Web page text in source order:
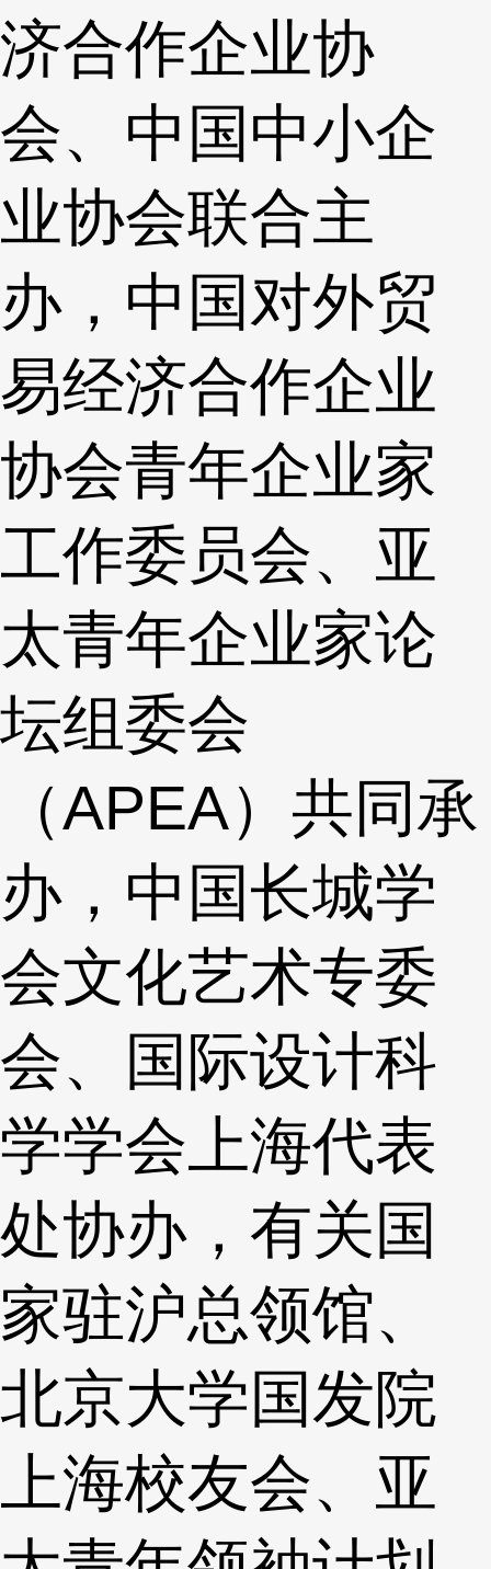
济合作企业协
会、中国中小企
业协会联合主
办，中国对外贸
易经济合作企业
协会青年企业家
工作委员会、亚
太青年企业家论
坛组委会
（APEA）共同承
办，中国长城学
会文化艺术专委
会、国际设计科
学学会上海代表
处协办，有关国
家驻沪总领馆、
北京大学国发院
上海校友会、亚